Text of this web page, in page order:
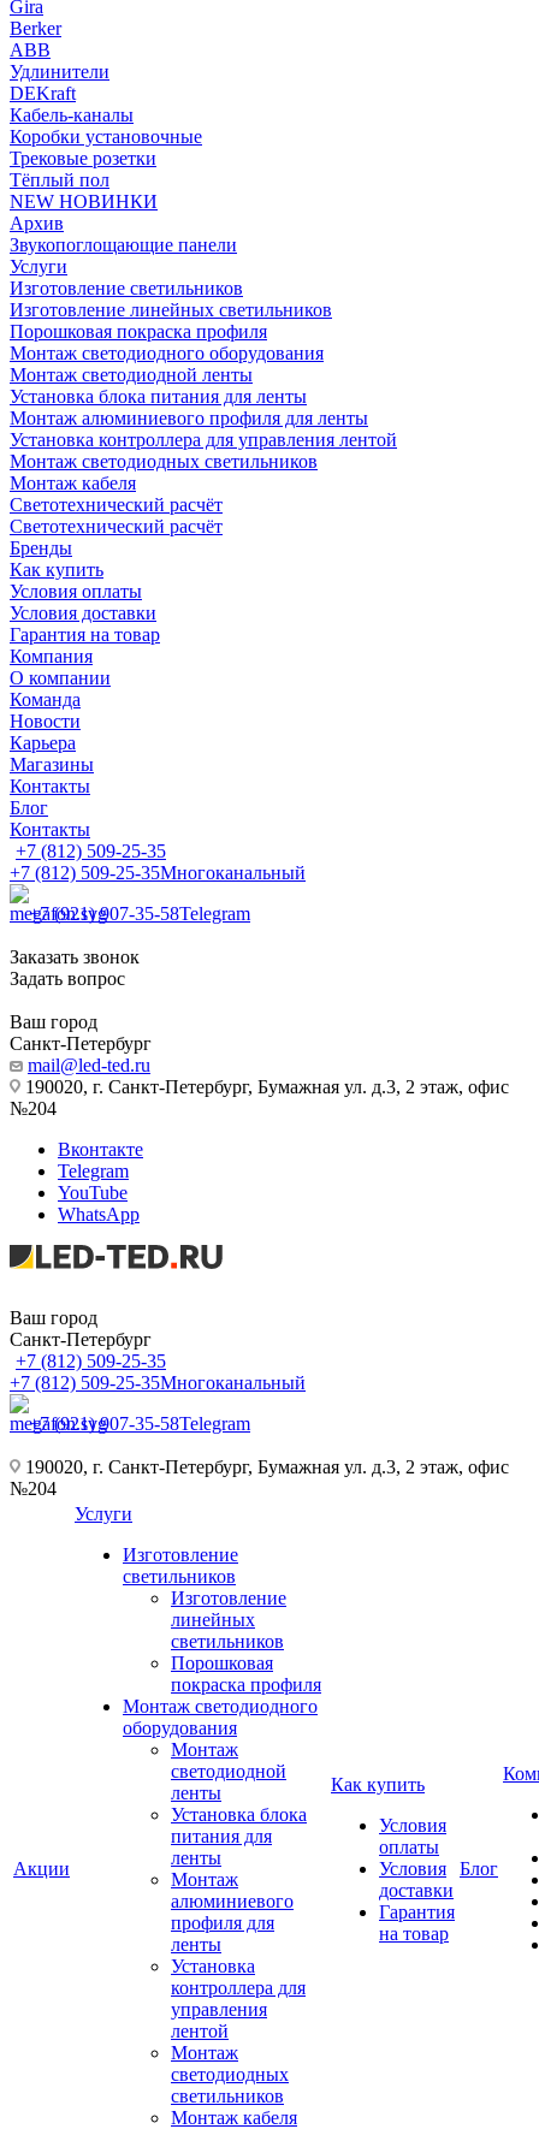
Gira
Berker
ABB
Удлинители
DEKraft
Кабель-каналы
Коробки установочные
Трековые розетки
Тёплый пол
NEW НОВИНКИ
Архив
Звукопоглощающие панели
Услуги
Изготовление светильников
Изготовление линейных светильников
Порошковая покраска профиля
Монтаж светодиодного оборудования
Монтаж светодиодной ленты
Установка блока питания для ленты
Монтаж алюминиевого профиля для ленты
Установка контроллера для управления лентой
Монтаж светодиодных светильников
Монтаж кабеля
Светотехнический расчёт
Светотехнический расчёт
Бренды
Как купить
Условия оплаты
Условия доставки
Гарантия на товар
Компания
О компании
Команда
Новости
Карьера
Магазины
Контакты
Блог
Контакты
+7 (812) 509-25-35
+7 (812) 509-25-35Многоканальный
+7 (921) 907-35-58Telegram
Заказать звонок
Задать вопрос
Ваш город
Санкт-Петербург
mail@led-ted.ru
190020, г. Санкт-Петербург, Бумажная ул. д.3, 2 этаж, офис
№204
Вконтакте
Telegram
YouTube
WhatsApp
Ваш город
Санкт-Петербург
+7 (812) 509-25-35
+7 (812) 509-25-35Многоканальный
+7 (921) 907-35-58Telegram
190020, г. Санкт-Петербург, Бумажная ул. д.3, 2 этаж, офис
№204
Акции
Услуги
Изготовление
светильников
Изготовление
линейных
светильников
Порошковая
покраска профиля
Монтаж светодиодного
оборудования
Монтаж
светодиодной
ленты
Установка блока
питания для
ленты
Монтаж
алюминиевого
профиля для
ленты
Установка
контроллера для
управления
лентой
Монтаж
светодиодных
светильников
Монтаж кабеля
Как купить
Условия
оплаты
Условия
доставки
Гарантия
на товар
Блог